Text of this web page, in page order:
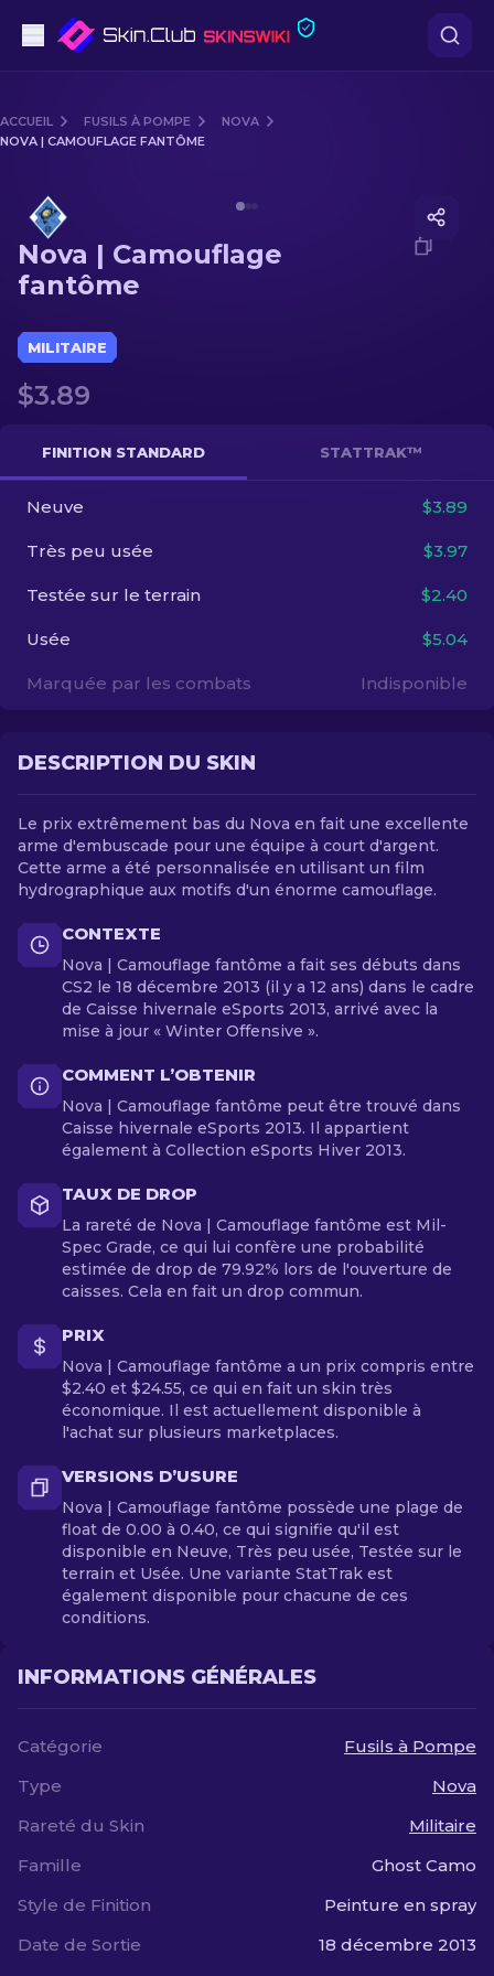
Milieu de gamme
Fusils de Précision
Gants
Autre
FR
ACCUEIL FUSILS À POMPE
NOVA
NOVA | CAMOUFLAGE FANTÔME
Nova | Camouflage
fantôme
MILITAIRE
$3.89
FINITION STANDARD STATTRAK™
Neuve $3.89
Très peu usée $3.97
Testée sur le terrain $2.40
Usée $5.04
Marquée par les combats Indisponible
DESCRIPTION DU SKIN
Le prix extrêmement bas du Nova en fait une excellente
arme d'embuscade pour une équipe à court d'argent.
Cette arme a été personnalisée en utilisant un film
hydrographique aux motifs d'un énorme camouflage.
CONTEXTE
Nova | Camouflage fantôme a fait ses débuts dans
CS2 le 18 décembre 2013 (il y a 12 ans) dans le cadre
de Caisse hivernale eSports 2013, arrivé avec la
mise à jour « Winter Offensive ».
COMMENT L’OBTENIR
Nova | Camouflage fantôme peut être trouvé dans
Caisse hivernale eSports 2013. Il appartient
également à Collection eSports Hiver 2013.
TAUX DE DROP
La rareté de Nova | Camouflage fantôme est Mil-
Spec Grade, ce qui lui confère une probabilité
estimée de drop de 79.92% lors de l'ouverture de
caisses. Cela en fait un drop commun.
PRIX
Nova | Camouflage fantôme a un prix compris entre
$2.40 et $24.55, ce qui en fait un skin très
économique. Il est actuellement disponible à
l'achat sur plusieurs marketplaces.
VERSIONS D’USURE
Nova | Camouflage fantôme possède une plage de
float de 0.00 à 0.40, ce qui signifie qu'il est
disponible en Neuve, Très peu usée, Testée sur le
terrain et Usée. Une variante StatTrak est
également disponible pour chacune de ces
conditions.
INFORMATIONS GÉNÉRALES
Catégorie
Fusils à Pompe
Type
Nova
Rareté du Skin
Militaire
Famille
Ghost Camo
Style de Finition
Peinture en spray
Date de Sortie
18 décembre 2013